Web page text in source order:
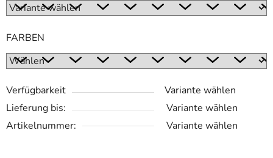
FARBEN
Verfügbarkeit
Variante wählen
Lieferung bis:
Variante wählen
Artikelnummer:
Variante wählen